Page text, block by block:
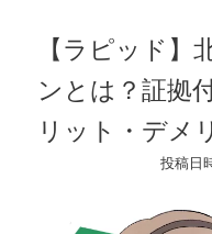
【ラピッド】
ンとは？証拠
リット・デメ
投稿日